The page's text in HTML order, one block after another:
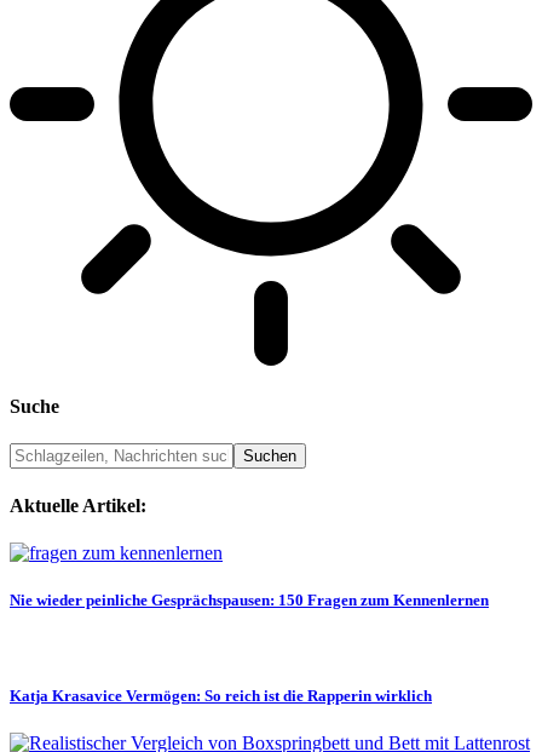
Suche
Aktuelle Artikel:
Nie wieder peinliche Gesprächspausen: 150 Fragen zum Kennenlernen
Katja Krasavice Vermögen: So reich ist die Rapperin wirklich